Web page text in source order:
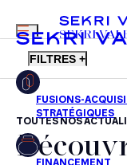
FR EN
MENU
SEKRI
FILTRES +
Fusions-
TOUTES NOS